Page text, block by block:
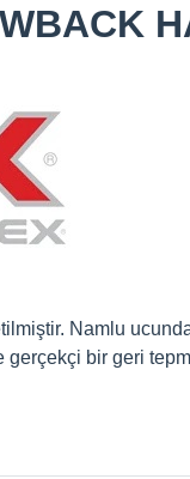
Namlu
bir geri